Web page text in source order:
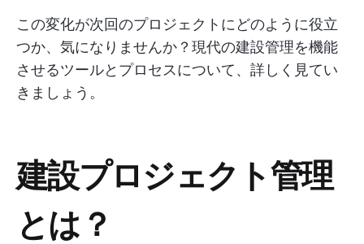
この変化が次回のプロジェクトにどのように役立
つか、気になりませんか？現代の建設管理を機能
させるツールとプロセスについて、詳しく見てい
きましょう。
建設プロジェクト管理
とは？